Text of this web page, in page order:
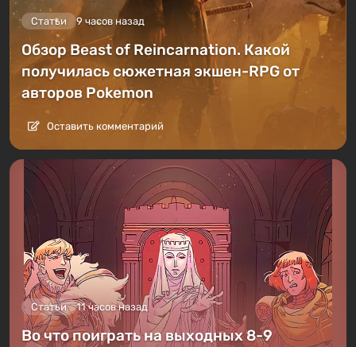
Статьи 9 часов назад
Обзор Beast of Reincarnation. Какой
получилась сюжетная экшен-RPG от
авторов Pokemon
Оставить комментарий
Статьи 11 часов назад
Во что поиграть на выходных 8-9